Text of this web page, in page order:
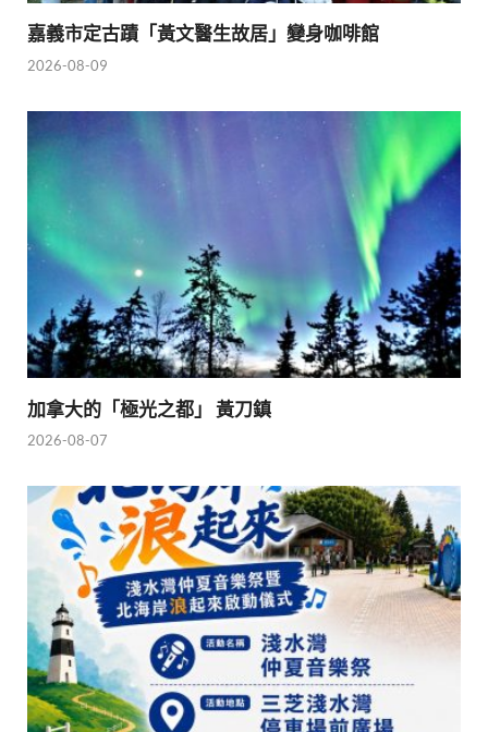
嘉義市定古蹟「黃文醫生故居」變身咖啡館
2026-08-09
加拿大的「極光之都」 黃刀鎮
2026-08-07